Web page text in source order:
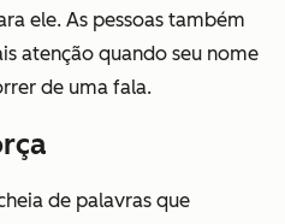
ele. As pessoas também
atenção quando seu nome
de uma fala.
de palavras que